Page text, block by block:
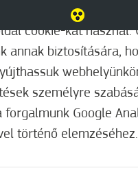
cookie-kat használ.
annak biztosítására,
személyre
forgalmunk Google
történő elemzéséhez.